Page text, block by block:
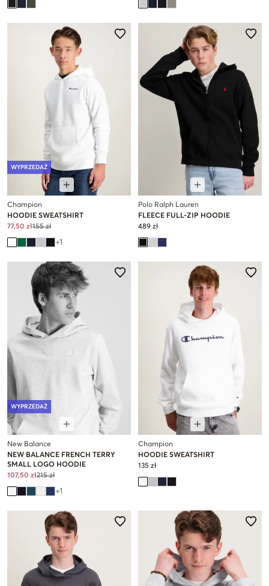
WYPRZEDAŻ
Champion
HOODIE SWEATSHIRT
77,50 zł155 zł
+1
Polo Ralph Lauren
FLEECE FULL-ZIP HOODIE
489 zł
WYPRZEDAŻ
New Balance
NEW BALANCE FRENCH TERRY
SMALL LOGO HOODIE
107,50 zł215 zł
+1
Champion
HOODIE SWEATSHIRT
135 zł